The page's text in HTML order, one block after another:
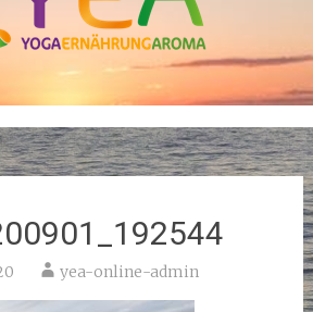
yea-online-admin